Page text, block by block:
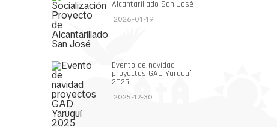
Alcantarillado San José
2026-01-19
Evento de navidad
proyectos GAD Yaruquí
2025
2025-12-30